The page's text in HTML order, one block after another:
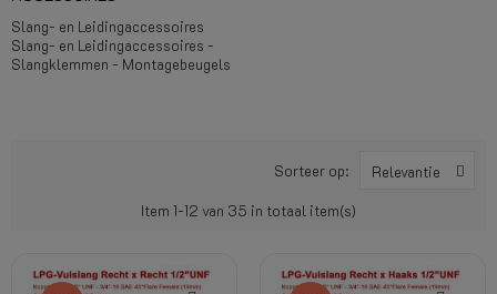
Slang- en Leidingaccessoires
Slang- en Leidingaccessoires -
Slangklemmen - Montagebeugels
Sorteer op: Relevantie
Item 1-12 van 35 in totaal item(s)